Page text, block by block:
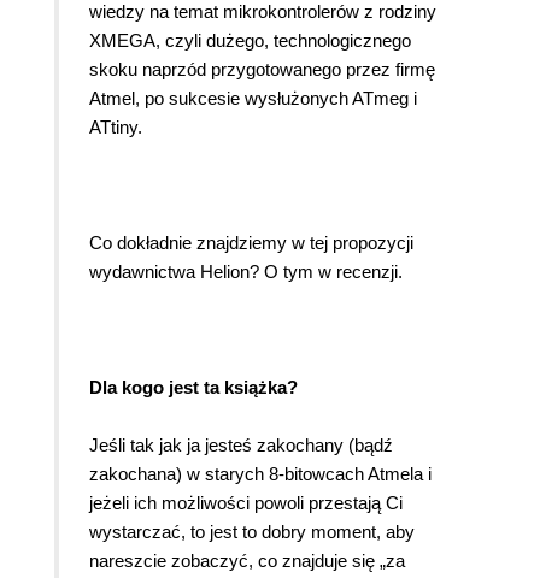
wiedzy na temat mikrokontrolerów z rodziny
XMEGA, czyli dużego, technologicznego
skoku naprzód przygotowanego przez firmę
Atmel, po sukcesie wysłużonych ATmeg i
ATtiny.
Co dokładnie znajdziemy w tej propozycji
wydawnictwa Helion? O tym w recenzji.
Dla kogo jest ta książka?
Jeśli tak jak ja jesteś zakochany (bądź
zakochana) w starych 8-bitowcach Atmela i
jeżeli ich możliwości powoli przestają Ci
wystarczać, to jest to dobry moment, aby
nareszcie zobaczyć, co znajduje się „za